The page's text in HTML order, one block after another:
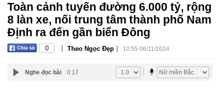
Toàn cảnh tuyến đường 6.000 tỷ, rộng
8 làn xe, nối trung tâm thành phố Nam
Định ra đến gần biển Đông
0 | Theo Ngọc Đẹp | 10:55 06/11/2024
Nghe đọc bài 0:17